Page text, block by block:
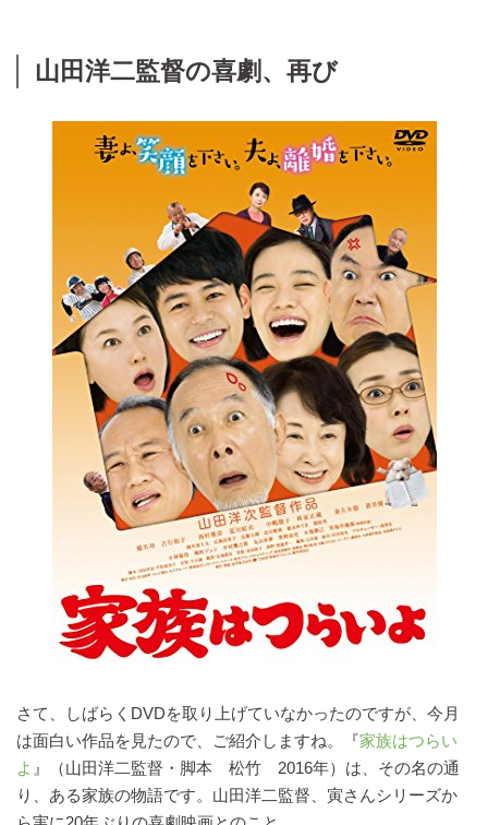
山田洋二監督の喜劇、再び
さて、しばらくDVDを取り上げていなかったのですが、今月
は面白い作品を見たので、ご紹介しますね。『家族はつらい
よ 』（山田洋二監督・脚本 松竹 2016年）は、その名の通
り、ある家族の物語です。山田洋二監督、寅さんシリーズか